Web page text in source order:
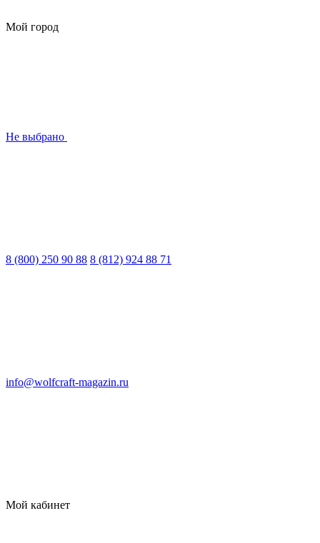
Мой город
Не выбрано
8 (800) 250 90 88 8 (812) 924 88 71
info@wolfcraft-magazin.ru
Мой кабинет